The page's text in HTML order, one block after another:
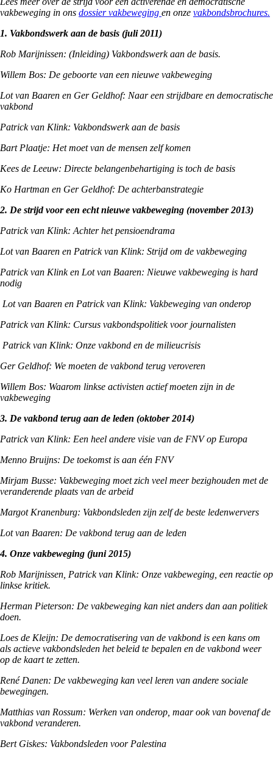
vakbeweging in ons dossier vakbeweging en onze vakbondsbrochures.
1. Vakbondswerk aan de basis (juli 2011)
Rob Marijnissen: (Inleiding) Vakbondswerk aan de basis.
Willem Bos: De geboorte van een nieuwe vakbeweging
Lot van Baaren en Ger Geldhof: Naar een strijdbare en democratische
vakbond
Patrick van Klink: Vakbondswerk aan de basis
Bart Plaatje: Het moet van de mensen zelf komen
Kees de Leeuw: Directe belangenbehartiging is toch de basis
Ko Hartman en Ger Geldhof: De achterbanstrategie
2. De strijd voor een echt nieuwe vakbeweging (november 2013)
Patrick van Klink: Achter het pensioendrama
Lot van Baaren en Patrick van Klink: Strijd om de vakbeweging
Patrick van Klink en Lot van Baaren: Nieuwe vakbeweging is hard
nodig
Lot van Baaren en Patrick van Klink: Vakbeweging van onderop
Patrick van Klink: Cursus vakbondspolitiek voor journalisten
Patrick van Klink: Onze vakbond en de milieucrisis
Ger Geldhof: We moeten de vakbond terug veroveren
Willem Bos: Waarom linkse activisten actief moeten zijn in de
vakbeweging
3. De vakbond terug aan de leden (oktober 2014)
Patrick van Klink: Een heel andere visie van de FNV op Europa
Menno Bruijns: De toekomst is aan één FNV
Mirjam Busse: Vakbeweging moet zich veel meer bezighouden met de
veranderende plaats van de arbeid
Margot Kranenburg: Vakbondsleden zijn zelf de beste ledenwervers
Lot van Baaren: De vakbond terug aan de leden
4. Onze vakbeweging (juni 2015)
Rob Marijnissen, Patrick van Klink: Onze vakbeweging, een reactie op
linkse kritiek.
Herman Pieterson: De vakbeweging kan niet anders dan aan politiek
doen.
Loes de Kleijn: De democratisering van de vakbond is een kans om
als actieve vakbondsleden het beleid te bepalen en de vakbond weer
op de kaart te zetten.
René Danen: De vakbeweging kan veel leren van andere sociale
bewegingen.
Matthias van Rossum: Werken van onderop, maar ook van bovenaf de
vakbond veranderen.
Bert Giskes: Vakbondsleden voor Palestina